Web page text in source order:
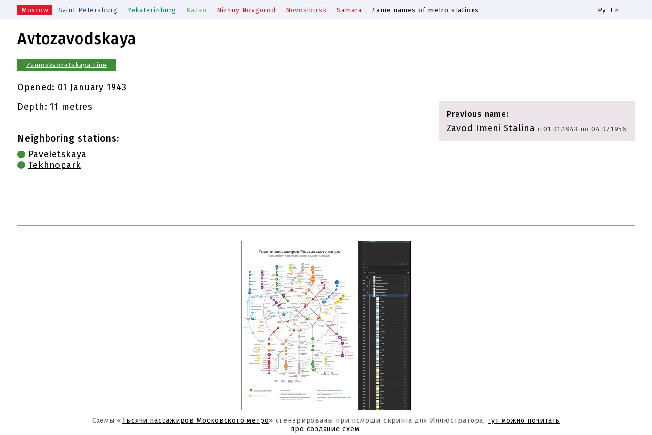
Moscow Saint Petersburg Yekaterinburg Kazan Nizhny Novgorod Novosibirsk Samara Same names of metro stations Ру En
Avtozavodskaya
Zamoskvoretskaya Line
Opened: 01 January 1943
Previous name:
Zavod Imeni Stalina с 01.01.1943 по 04.07.1956
Depth: 11 metres
Neighboring stations:
Paveletskaya
Tekhnopark
Схемы «Тысячи пассажиров Московского метро» сгенерированы при помощи скрипта для Иллюстратора,тут можно почитать
про создание схем.